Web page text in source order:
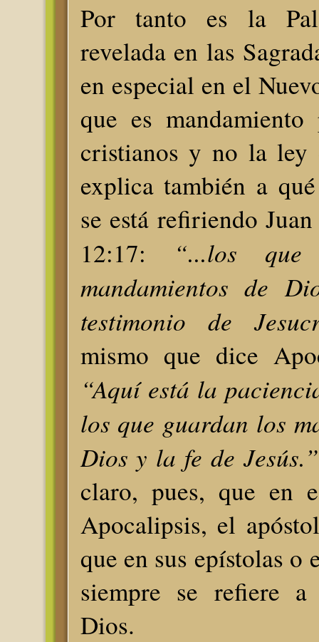
Por tanto es la
revelada en las
en especial en el
que es
cristianos y no la ley
explica también a
se está refiriendo
12:17:
“...los
mandamientos de
testimonio de
mismo que dice
“Aquí está la
los que guardan los
Dios y la fe de Jesús.”
claro, pues, que en
Apocalipsis, el
que en sus epístolas o
siempre se refiere
Dios.